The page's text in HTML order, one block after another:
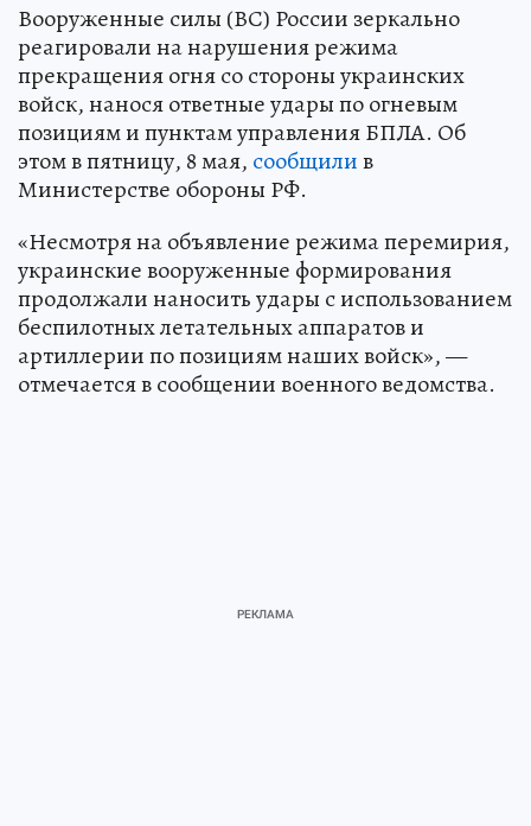
Вооруженные силы (ВС) России зеркально
реагировали на нарушения режима
прекращения огня со стороны украинских
войск, нанося ответные удары по огневым
позициям и пунктам управления БПЛА. Об
этом в пятницу, 8 мая, сообщилив
Министерстве обороны РФ.
«Несмотря на объявление режима перемирия,
украинские вооруженные формирования
продолжали наносить удары с использованием
беспилотных летательных аппаратов и
артиллерии по позициям наших войск», —
отмечается в сообщении военного ведомства.